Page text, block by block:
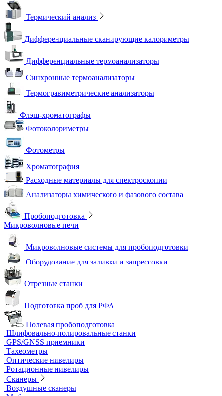
Термический анализ
Дифференциальные сканирующие калориметры
Дифференциальные термоанализаторы
Синхронные термоанализаторы
Термогравиметрические анализаторы
Флэш-хроматографы
Фотоколориметры
Фотометры
Хроматография
Расходные материалы для спектроскопии
Анализаторы химического и фазового состава
Пробоподготовка
Микроволновые печи
Микроволновые системы для пробоподготовки
Оборудование для заливки и запрессовки
Отрезные станки
Подготовка проб для РФА
Полевая пробоподготовка
Шлифовально-полировальные станки
GPS/GNSS приемники
Тахеометры